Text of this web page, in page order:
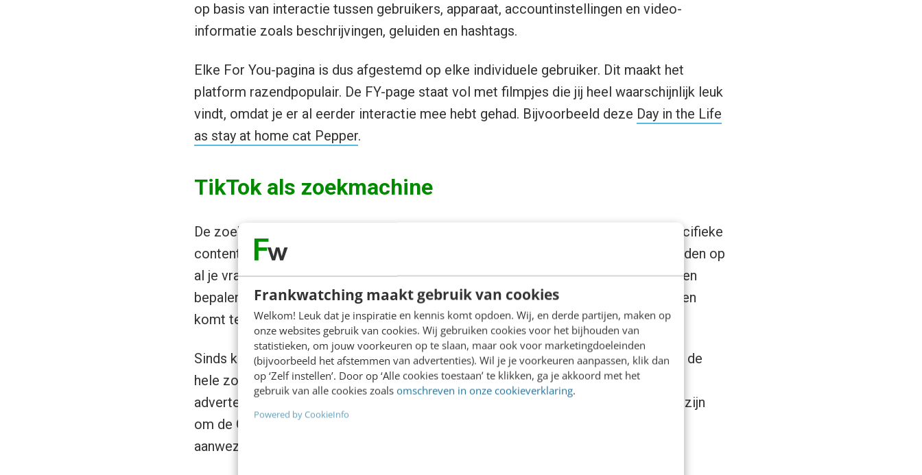
Frankwatching maakt gebruik van cookies
Welkom! Leuk dat je inspiratie en kennis komt opdoen. Wij, en derde partijen, maken op
onze websites gebruik van cookies. Wij gebruiken cookies voor het bijhouden van
statistieken, om jouw voorkeuren op te slaan, maar ook voor marketingdoeleinden
(bijvoorbeeld het afstemmen van advertenties). Wil je je voorkeuren aanpassen, klik dan
op ‘Zelf instellen’. Door op ‘Alle cookies toestaan’ te klikken, ga je akkoord met het
gebruik van alle cookies zoals omschreven in onze cookieverklaring.
Powered by CookieInfo
op basis van interactie tussen gebruikers, apparaat, accountinstellingen en video-
informatie zoals beschrijvingen, geluiden en hashtags.
Elke For You-pagina is dus afgestemd op elke individuele gebruiker. Dit maakt het
platform razendpopulair. De FY-page staat vol met filmpjes die jij heel waarschijnlijk leuk
vindt, omdat je er al eerder interactie mee hebt gehad. Bijvoorbeeld deze Day in the Life
as stay at home cat Pepper.
TikTok als zoekmachine
De zoekfunctie van TikTok is relevant, omdat het gebruikers in staat stelt om specifieke
content te vinden die ze interessant vinden. Met deze zoekfunctie kun je antwoorden op
al je vragen vinden (of gewoon een grappige video opzoeken). Deze zoekresultaten
bepalen op dit moment jeSEO-instellingen op TikToken of je hoger in de resultaten
komt te staan.
Sinds kort is TikTok bezig met advertenties in de zoekresultaten, en dit verandert de
hele zoekfunctie. Niet alleen SEO is dan belangrijk, maar ook SEA (betaalde
advertenties) wordt interessant. Adverteren op TikTok kan een effectieve manier zijn
om de Gen Z-generatie te bereiken vanwege de grote gebruikersgroep die daar
aanwezig is.